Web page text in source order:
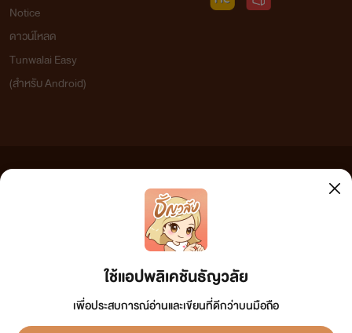
ใช้แอปพลิเคชันธัญวลัย
เพื่อประสบการณ์อ่านและเขียนที่ดีกว่าบนมือถือ
Notice
ดาวน์โหลด
Tunwalai Easy
(สำหรับ Android)
เว็บไซต์แห่งนี้ไม่ได้เห็นด้วยและไม่ขอรับผิดชอบต่อข้อความใดๆ ทั้งสิ้น ดังนั้นผู้อ่านทุกท่านโปรดใช้
วิจารณญาณในการกลั่นกรองด้วยตนเอง และหากท่านพบข้อความใดๆ ที่ขัดต่อกฎหมายและศีลธรรม
กรุณาแจ้งมาที่ tunwalai@ookbee.com เพื่อทีมงานจะได้ดำเนินการในทันที ทั้งนี้ ทางเว็บไซต์ขอสงวน
ลิขสิทธิ์ตามพระราชบัญญัติลิขสิทธิ์ (ฉบับเพิ่มเติม) พ.ศ.2558